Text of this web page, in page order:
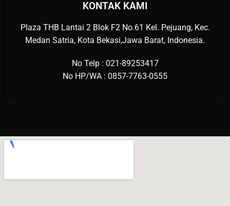
KONTAK KAMI
Plaza THB Lantai 2 Blok F2 No.61 Kel. Pejuang, Kec.
Medan Satria, Kota Bekasi,Jawa Barat, Indonesia.
No Telp : 021-89253417
No HP/WA : 0857-7763-0555